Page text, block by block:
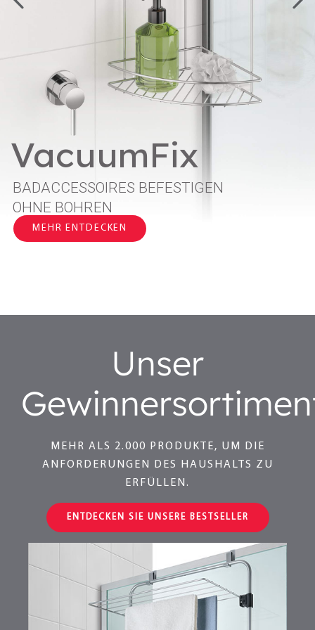
Brush-Up Linie
EIN SYSTEM.
MEHRERE KOMBINATIONEN.
MEHR ENTDECKEN
Unser
MEHR ALS 2.000 PRODUKTE, UM DIE
ANFORDERUNGEN DES HAUSHALTS ZU
ERFÜLLEN.
ENTDECKEN SIE UNSERE BESTSELLER